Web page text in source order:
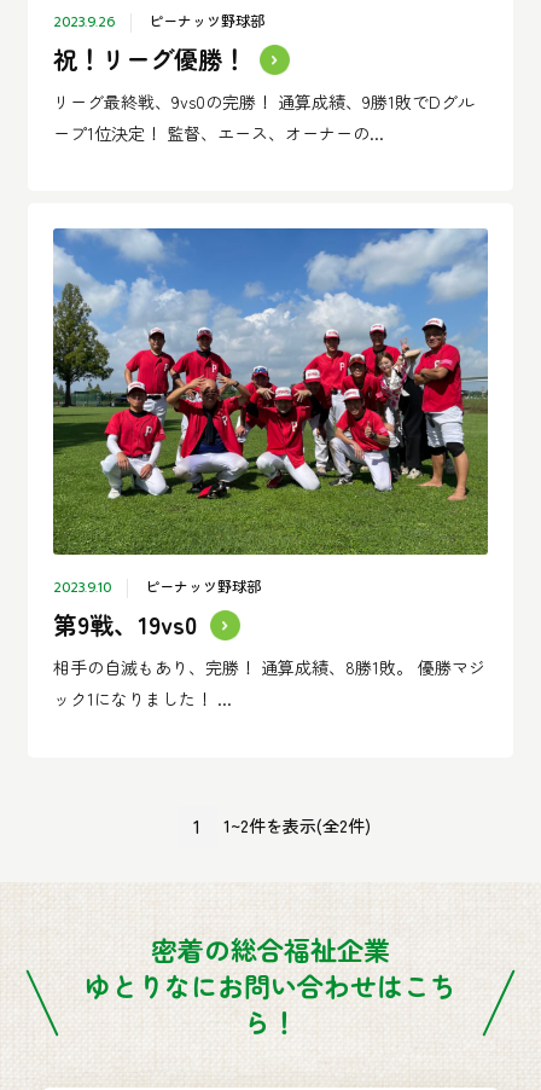
2023.9.26 ピーナッツ野球部
祝！リーグ優勝！
リーグ最終戦、9vs0の完勝！ 通算成績、9勝1敗でDグル
ープ1位決定！ 監督、エース、オーナーの...
2023.9.10 ピーナッツ野球部
第9戦、19vs0
相手の自滅もあり、完勝！ 通算成績、8勝1敗。 優勝マジ
ック1になりました！ ...
1 1~2件を表示(全2件)
密着の総合福祉企業
ゆとりなにお問い合わせはこち
ら！